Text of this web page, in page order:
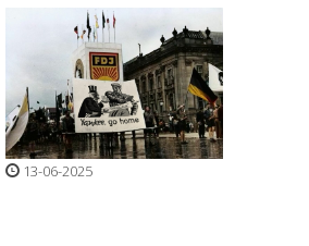
13-06-2025